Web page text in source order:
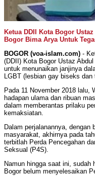
Ketua DDII Kota Bogor
Bogor Bima Arya Untuk
BOGOR (voa-islam.com) -
(DDII) Kota Bogor Ustaz
untuk menunaikan janjinya
LGBT (lesbian gay biseks dan
Pada 11 November 2018 lalu,
hadapan ulama dan ribuan
dalam memberantas prilaku
kemaksiatan.
Dalam perjalanannya, dengan
masyarakat, akhirnya pada
terbitlah Perda Pencegahan
Seksual (P4S).
Namun hingga saat ini, sudah
Bogor belum menyelesaikan